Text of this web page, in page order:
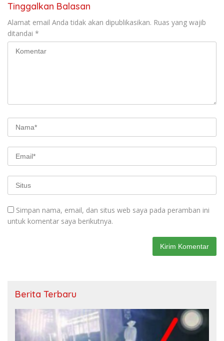
Tinggalkan Balasan
Alamat email Anda tidak akan dipublikasikan. Ruas yang wajib
ditandai *
Simpan nama, email, dan situs web saya pada peramban ini
untuk komentar saya berikutnya.
Berita Terbaru